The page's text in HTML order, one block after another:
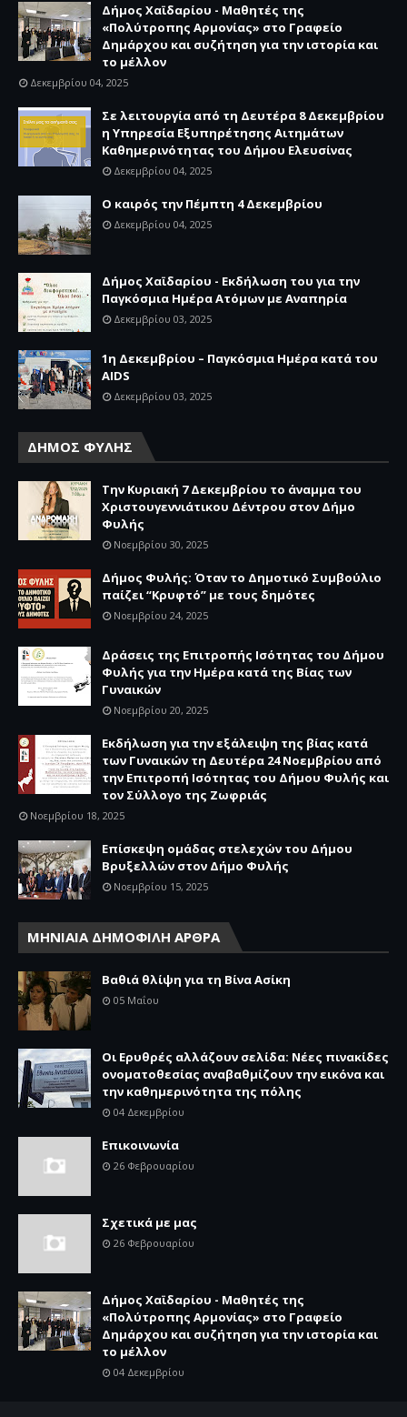
Δήμος Χαϊδαρίου - Μαθητές της
«Πολύτροπης Αρμονίας» στο Γραφείο
Δημάρχου και συζήτηση για την ιστορία και
το μέλλον
Δεκεμβρίου 04, 2025
Σε λειτουργία από τη Δευτέρα 8 Δεκεμβρίου
η Υπηρεσία Εξυπηρέτησης Αιτημάτων
Καθημερινότητας του Δήμου Ελευσίνας
Δεκεμβρίου 04, 2025
Ο καιρός την Πέμπτη 4 Δεκεμβρίου
Δεκεμβρίου 04, 2025
Δήμος Χαϊδαρίου - Εκδήλωση του για την
Παγκόσμια Ημέρα Ατόμων με Αναπηρία
Δεκεμβρίου 03, 2025
1η Δεκεμβρίου – Παγκόσμια Ημέρα κατά του
AIDS
Δεκεμβρίου 03, 2025
ΔΗΜΟΣ ΦΥΛΗΣ
Την Κυριακή 7 Δεκεμβρίου το άναμμα του
Χριστουγεννιάτικου Δέντρου στον Δήμο
Φυλής
Νοεμβρίου 30, 2025
Δήμος Φυλής: Όταν το Δημοτικό Συμβούλιο
παίζει “Κρυφτό” με τους δημότες
Νοεμβρίου 24, 2025
Δράσεις της Επιτροπής Ισότητας του Δήμου
Φυλής για την Ημέρα κατά της Βίας των
Γυναικών
Νοεμβρίου 20, 2025
Εκδήλωση για την εξάλειψη της βίας κατά
των Γυναικών τη Δευτέρα 24 Νοεμβρίου από
την Επιτροπή Ισότητας του Δήμου Φυλής και
τον Σύλλογο της Ζωφριάς
Νοεμβρίου 18, 2025
Επίσκεψη ομάδας στελεχών του Δήμου
Βρυξελλών στον Δήμο Φυλής
Νοεμβρίου 15, 2025
ΜΗΝΙΑΙΑ ΔΗΜΟΦΙΛΗ ΑΡΘΡΑ
Βαθιά θλίψη για τη Βίνα Ασίκη
05 Μαΐου
Οι Ερυθρές αλλάζουν σελίδα: Νέες πινακίδες
ονοματοθεσίας αναβαθμίζουν την εικόνα και
την καθημερινότητα της πόλης
04 Δεκεμβρίου
Επικοινωνία
26 Φεβρουαρίου
Σχετικά με μας
26 Φεβρουαρίου
Δήμος Χαϊδαρίου - Μαθητές της
«Πολύτροπης Αρμονίας» στο Γραφείο
Δημάρχου και συζήτηση για την ιστορία και
το μέλλον
04 Δεκεμβρίου